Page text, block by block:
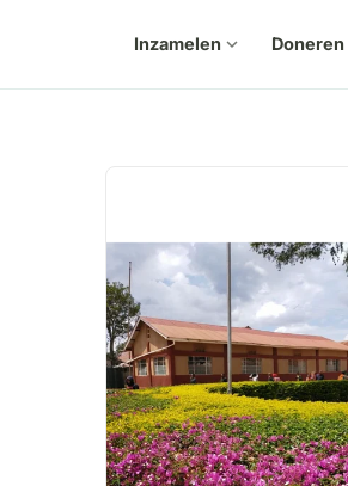
Inzamelen expand_more Doneren